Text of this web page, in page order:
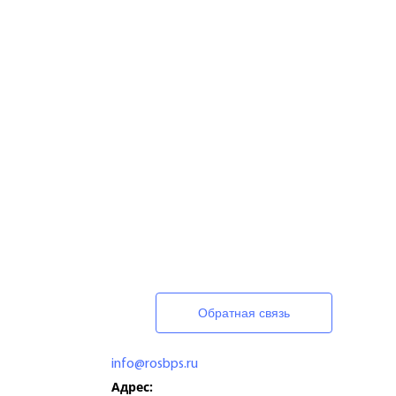
Обратная связь
info@rosbps.ru
Адрес: